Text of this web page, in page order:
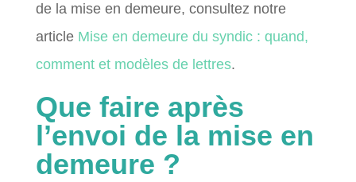
de la mise en demeure, consultez notre
article Mise en demeure du syndic : quand,
comment et modèles de lettres.
Que faire après
l’envoi de la mise en
demeure ?